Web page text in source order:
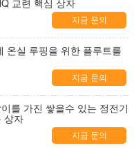
교련 핵심 상자
지금 문의
온실 루핑을 위한 플루트를
지금 문의
를 가진 쌓을수 있는 정전기
상자
지금 문의